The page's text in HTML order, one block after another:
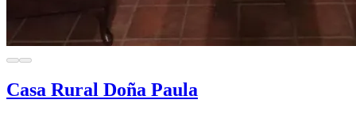
Casa Rural Doña Paula